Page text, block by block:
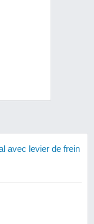
avec levier de frein